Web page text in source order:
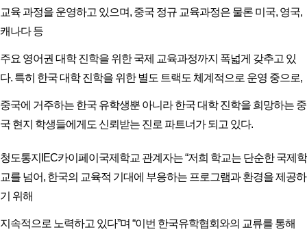
교육 과정을 운영하고 있으며, 중국 정규 교육과정은 물론 미국, 영국,
캐나다 등
주요 영어권 대학 진학을 위한 국제 교육과정까지 폭넓게 갖추고 있
다. 특히 한국 대학 진학을 위한 별도 트랙도 체계적으로 운영 중으로,
중국에 거주하는 한국 유학생뿐 아니라 한국 대학 진학을 희망하는 중
국 현지 학생들에게도 신뢰받는 진로 파트너가 되고 있다.
청도통지IEC카이페이국제학교 관계자는 “저희 학교는 단순한 국제학
교를 넘어, 한국의 교육적 기대에 부응하는 프로그램과 환경을 제공하
기 위해
지속적으로 노력하고 있다”며 “이번 한국유학협회와의 교류를 통해